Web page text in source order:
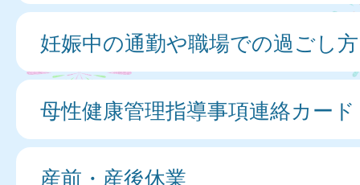
妊娠中の通勤や職場での過ごし方
母性健康管理指導事項連絡カード
産前・産後休業